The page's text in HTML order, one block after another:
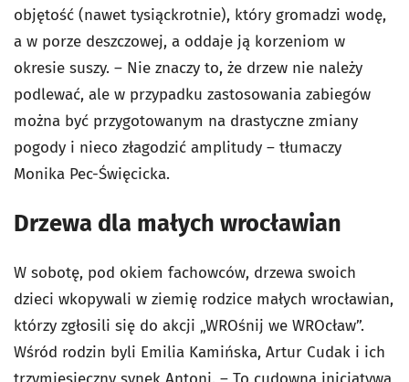
objętość (nawet tysiąckrotnie), który gromadzi wodę,
a w porze deszczowej, a oddaje ją korzeniom w
okresie suszy. – Nie znaczy to, że drzew nie należy
podlewać, ale w przypadku zastosowania zabiegów
można być przygotowanym na drastyczne zmiany
pogody i nieco złagodzić amplitudy – tłumaczy
Monika Pec-Święcicka.
Drzewa dla małych wrocławian
W sobotę, pod okiem fachowców, drzewa swoich
dzieci wkopywali w ziemię rodzice małych wrocławian,
którzy zgłosili się do akcji „WROśnij we WROcław”.
Wśród rodzin byli Emilia Kamińska, Artur Cudak i ich